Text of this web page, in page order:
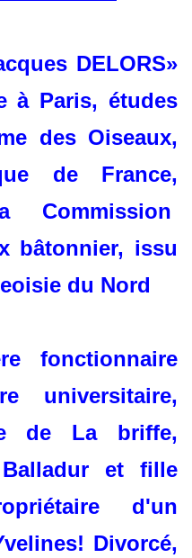
DELORS»
à Paris, études
des Oiseaux,
de France,
bâtonnier, issu
du Nord
fonctionnaire
universitaire,
de La briffe,
et fille
d'un
Divorcé,